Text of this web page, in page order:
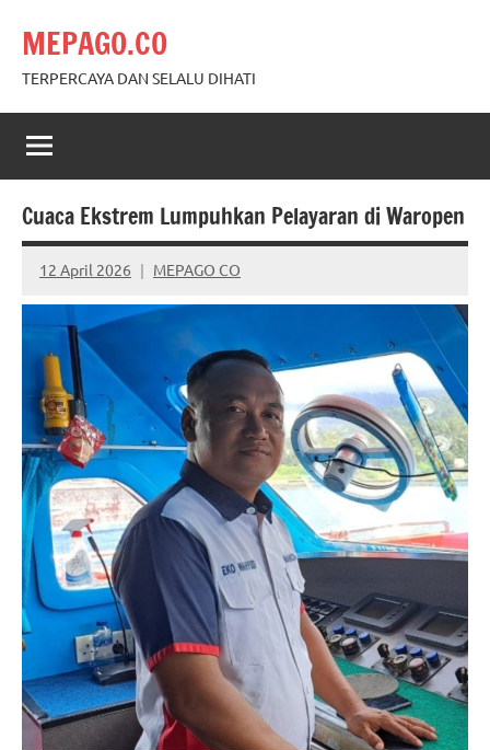
content
MEPAGO.CO
TERPERCAYA DAN SELALU DIHATI
Cuaca Ekstrem Lumpuhkan Pelayaran di Waropen
12 April 2026 MEPAGO CO
No
comments